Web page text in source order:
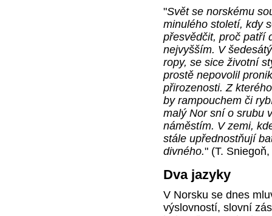
"Svět se norskému
minulého století, kdy
přesvědčit, proč patří
nejvyšším. V
ropy, se sice životní
prostě nepovolil
přirozenosti. Z
by rampouchem či
malý Nor sní o srubu
náměstím. V zemi,
stále upřednostňují
divného." (T.
Dva jazyky
V Norsku se dnes
výslovností, slovní